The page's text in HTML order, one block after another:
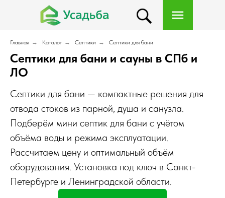
Главная → Каталог → Септики → Септики для бани
Септики для бани и сауны в СПб и
ЛО
Септики для бани — компактные решения для
отвода стоков из парной, душа и санузла.
Подберём мини септик для бани с учётом
объёма воды и режима эксплуатации.
Рассчитаем цену и оптимальный объём
оборудования. Установка под ключ в Санкт-
Петербурге и Ленинградской области.